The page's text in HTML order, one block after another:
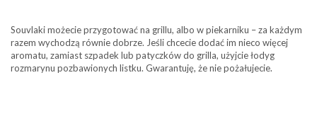
Souvlaki możecie przygotować na grillu, albo w piekarniku – za każdym
razem wychodzą równie dobrze. Jeśli chcecie dodać im nieco więcej
aromatu, zamiast szpadek lub patyczków do grilla, użyjcie łodyg
rozmarynu pozbawionych listku. Gwarantuję, że nie pożałujecie.